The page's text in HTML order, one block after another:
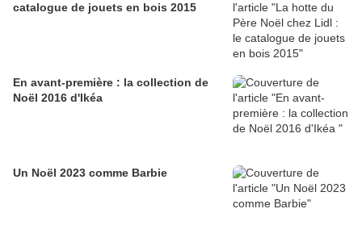
catalogue de jouets en bois 2015
En avant-première : la collection de
Noël 2016 d'Ikéa
Un Noël 2023 comme Barbie